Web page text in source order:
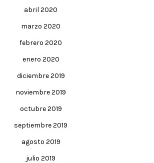
abril 2020
marzo 2020
febrero 2020
enero 2020
diciembre 2019
noviembre 2019
octubre 2019
septiembre 2019
agosto 2019
julio 2019